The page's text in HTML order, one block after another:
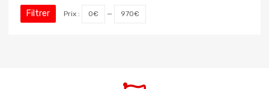
Filtrer Prix : 0€ — 970€